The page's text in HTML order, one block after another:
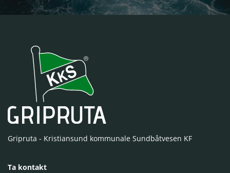
Gripruta - Kristiansund kommunale Sundbåtvesen KF
Ta kontakt